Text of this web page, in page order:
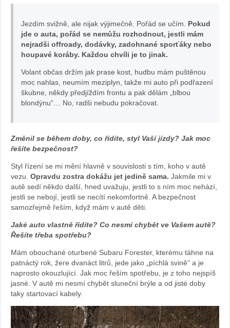
Jezdím svižně, ale nijak výjimečně. Pořád se učím. Pokud
jde o auta, pořád se nemůžu rozhodnout, jestli mám
nejradši offroady, dodávky, zadohnané sporťáky nebo
houpavé koráby. Každou chvíli je to jinak.
Volant občas držím jak prase kost, hudbu mám puštěnou
moc nahlas, neumím meziplyn, takže mi auto při podřazení
škubne, někdy předjíždím frontu a pak dělám „blbou
blondýnu“… No, radši nebudu pokračovat.
Změnil se během doby, co řídíte, styl Vaší jízdy? Jak moc
řešíte bezpečnost?
Styl řízení se mi mění hlavně v souvislosti s tím, koho v autě
vezu. Opravdu zostra dokážu jet jedině sama. Jakmile mi v
autě sedí někdo další, hned uvažuju, jestli to s ním moc nehází,
jestli se nebojí, jestli se necítí nekomfortně. A bezpečnost
samozřejmě řeším, když mám v autě děti.
Jaké auto vlastně řídíte? Co nesmí chybět ve Vašem autě?
Řešíte třeba spotřebu?
Mám obouchané oturbené Subaru Forester, kterému táhne na
patnáctý rok, žere dvanáct litrů, jede jako „píchlá svině“ a je
naprosto okouzlující. Jak moc řeším spotřebu, je z toho nejspíš
jasné. V autě mi nesmí chybět sluneční brýle a od jisté doby
taky startovací kabely.